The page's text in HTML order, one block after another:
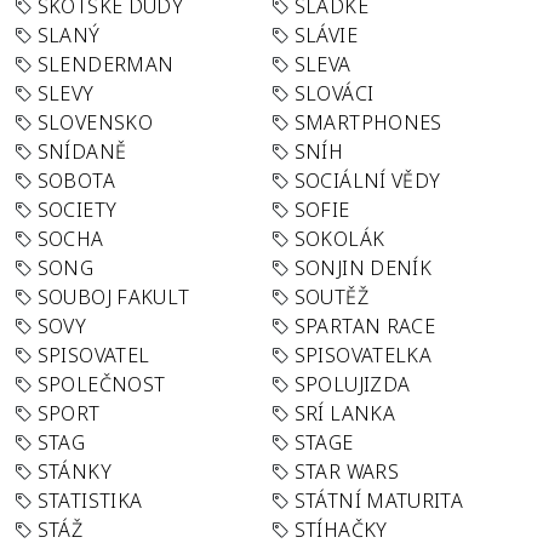
SKOTSKÉ DUDY
SLADKÉ
SLANÝ
SLÁVIE
SLENDERMAN
SLEVA
SLEVY
SLOVÁCI
SLOVENSKO
SMARTPHONES
SNÍDANĚ
SNÍH
SOBOTA
SOCIÁLNÍ VĚDY
SOCIETY
SOFIE
SOCHA
SOKOLÁK
SONG
SONJIN DENÍK
SOUBOJ FAKULT
SOUTĚŽ
SOVY
SPARTAN RACE
SPISOVATEL
SPISOVATELKA
SPOLEČNOST
SPOLUJIZDA
SPORT
SRÍ LANKA
STAG
STAGE
STÁNKY
STAR WARS
STATISTIKA
STÁTNÍ MATURITA
STÁŽ
STÍHAČKY